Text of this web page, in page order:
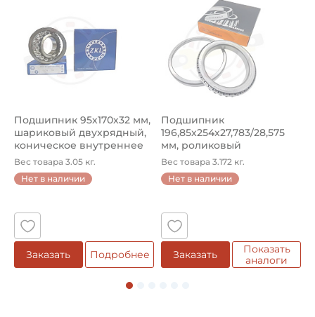
Подшипник 95х170х32 мм,
шариковый двухрядный,
коническое внутреннее
кол...
Вес товара 3.05 кг.
Нет в наличии
Заказать Подробнее
Подшипник
196,85х254х27,783/28,575
мм, роликовый
однорядный конический
...
Вес товара 3.172 кг.
Нет в наличии
Заказать
Показать
аналоги